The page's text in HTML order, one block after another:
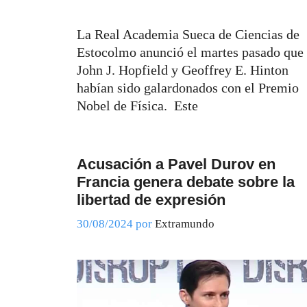
La Real Academia Sueca de Ciencias de
Estocolmo anunció el martes pasado que
John J. Hopfield y Geoffrey E. Hinton
habían sido galardonados con el Premio
Nobel de Física. Este
Acusación a Pavel Durov en
Francia genera debate sobre la
libertad de expresión
30/08/2024 por Extramundo